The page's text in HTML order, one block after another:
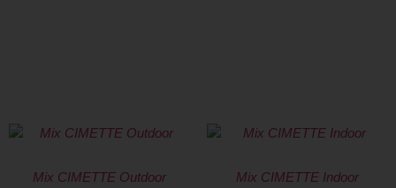
Mix CIMETTE Outdoor Mix CIMETTE Indoor